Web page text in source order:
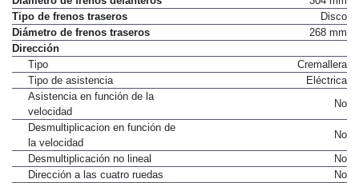
Tipo de frenos traseros
Disco
Diámetro de frenos traseros
268 mm
Dirección
Tipo
Cremallera
Tipo de asistencia
Eléctrica
Asistencia en función de la
velocidad
No
Desmultiplicacion en función de
la velocidad
No
Desmultiplicación no lineal
No
Dirección a las cuatro ruedas
No